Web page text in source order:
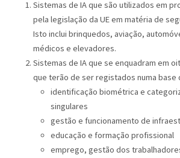
Sistemas de IA que são utilizados em
pela legislação da UE em matéria de
Isto inclui brinquedos, aviação,
médicos e elevadores.
Sistemas de IA que se enquadram em
que terão de ser registados numa base
identificação biométrica e
singulares
gestão e funcionamento de
educação e formação profissional
emprego, gestão dos